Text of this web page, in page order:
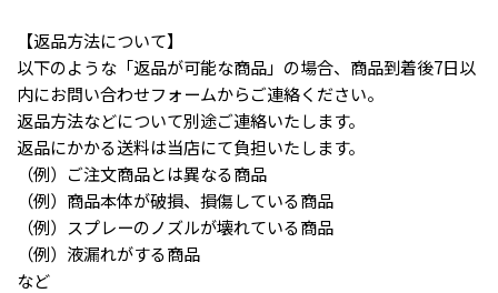
【返品方法について】
以下のような「返品が可能な商品」の場合、商品到着後7日以
内にお問い合わせフォームからご連絡ください。
返品方法などについて別途ご連絡いたします。
返品にかかる送料は当店にて負担いたします。
（例）ご注文商品とは異なる商品
（例）商品本体が破損、損傷している商品
（例）スプレーのノズルが壊れている商品
（例）液漏れがする商品
など